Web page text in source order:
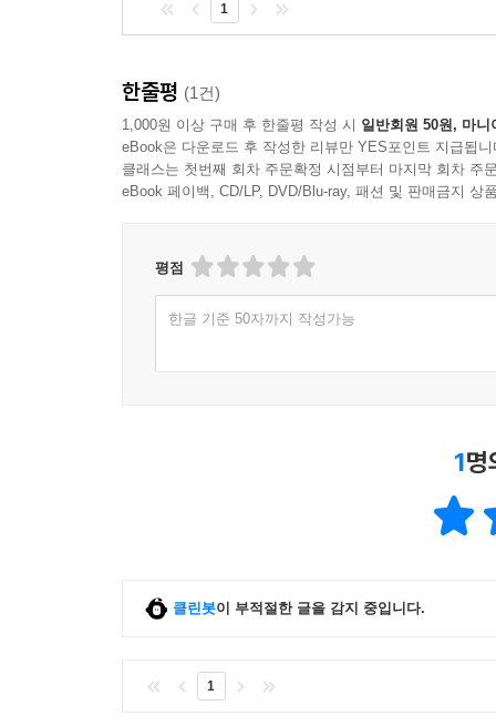
1
한줄평 (1건)
1,000원 이상 구매 후 한줄평 작성 시 일반회원 50원, 마니
eBook은 다운로드 후 작성한 리뷰만 YES포인트 지급됩니
클래스는 첫번째 회차 주문확정 시점부터 마지막 회차 주
eBook 페이백, CD/LP, DVD/Blu-ray, 패션 및 판매금지 상
평점
한글 기준 50자까지 작성가능
1명
클린봇이 부적절한 글을 감지 중입니다.
1